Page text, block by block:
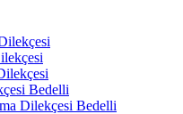
Bedelli
Dilekçesi Bedelli